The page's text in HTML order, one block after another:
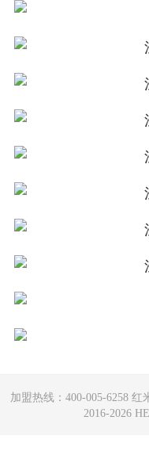
加盟热线：400-005-6258 红
2016-2026